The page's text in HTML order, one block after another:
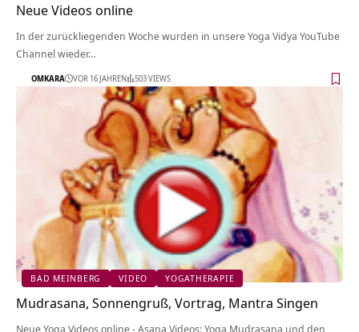
Neue Videos online
In der zurückliegenden Woche wurden in unsere Yoga Vidya YouTube
Channel wieder…
OMKARA VOR 16 JAHREN 503 VIEWS
BAD MEINBERG VIDEO YOGATHERAPIE
Mudrasana, Sonnengruß, Vortrag, Mantra Singen
Neue Yoga Videos online - Asana Videos: Yoga Mudrasana und den